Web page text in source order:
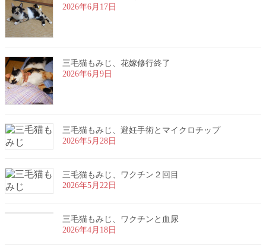
2026年6月17日
三毛猫もみじ、花嫁修行終了
2026年6月9日
三毛猫もみじ、避妊手術とマイクロチップ
2026年5月28日
三毛猫もみじ、ワクチン２回目
2026年5月22日
三毛猫もみじ、ワクチンと血尿
2026年4月18日